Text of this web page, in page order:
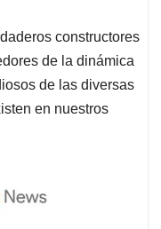
constructores
de la dinámica
de las diversas
en nuestros